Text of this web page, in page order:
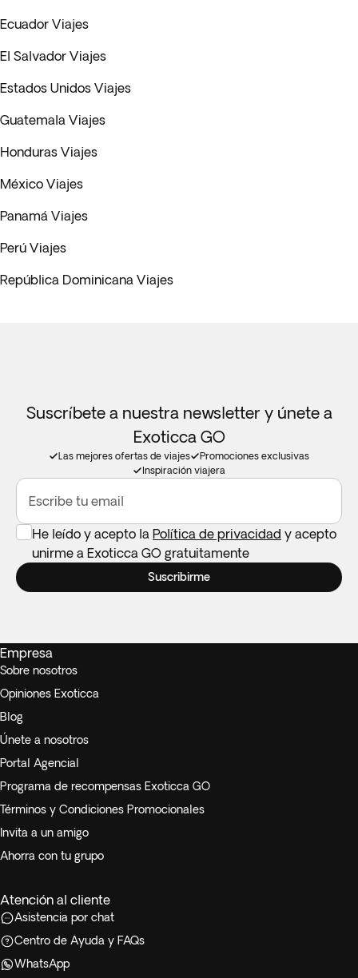
Ecuador Viajes
El Salvador Viajes
Estados Unidos Viajes
Guatemala Viajes
Honduras Viajes
México Viajes
Panamá Viajes
Perú Viajes
República Dominicana Viajes
Suscríbete a nuestra newsletter y únete a
Exoticca GO
Las mejores ofertas de viajes
Promociones exclusivas
Inspiración viajera
Escribe tu email
He leído y acepto la Política de privacidad y acepto
unirme a Exoticca GO gratuitamente
Suscribirme
Empresa
Sobre nosotros
Opiniones Exoticca
Blog
Únete a nosotros
Portal Agencial
Programa de recompensas Exoticca GO
Términos y Condiciones Promocionales
Invita a un amigo
Ahorra con tu grupo
Atención al cliente
Asistencia por chat
Centro de Ayuda y FAQs
WhatsApp